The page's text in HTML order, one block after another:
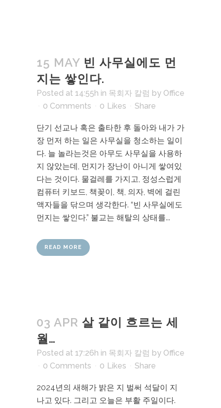
15 MAY 빈 사무실에도 먼
지는 쌓인다.
Posted at 14:55h in 목회자 칼럼 by Office
0 Comments
0 Likes Share
단기 선교나 혹은 출타한 후 돌아와 내가 가
장 먼저 하는 일은 사무실을 청소하는 일이
다. 늘 놀라는것은 아무도 사무실을 사용하
지 않았는데, 먼지가 장난이 아니게 쌓여있
다는 것이다. 물걸레를 가지고, 정성스럽게
컴퓨터 키보드, 책꽂이, 책, 의자, 벽에 걸린
액자들을 닦으며 생각한다. “빈 사무실에도
먼지는 쌓인다.” 불교는 해탈의 상태를...
READ MORE
03 APR 살 같이 흐르는 세
월…
Posted at 17:26h in 목회자 칼럼 by Office
0 Comments
0 Likes Share
2024년의 새해가 밝은 지 벌써 석달이 지
나고 있다. 그리고 오늘은 부활 주일이다.